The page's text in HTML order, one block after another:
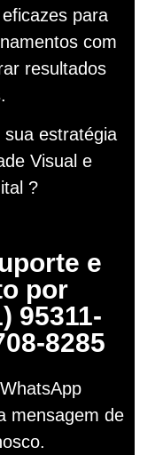
para
com
resultados
estratégia
Visual e
?
e
por
95311-
8285
mensagem de